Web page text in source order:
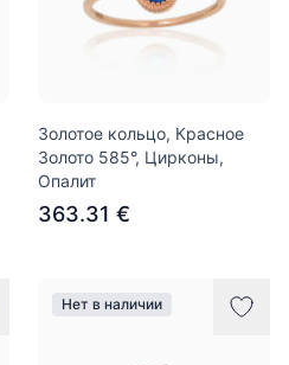
Золотое кольцо, Красное
Золото 585°, Цирконы,
Опалит
363.31 €
Нет в наличии